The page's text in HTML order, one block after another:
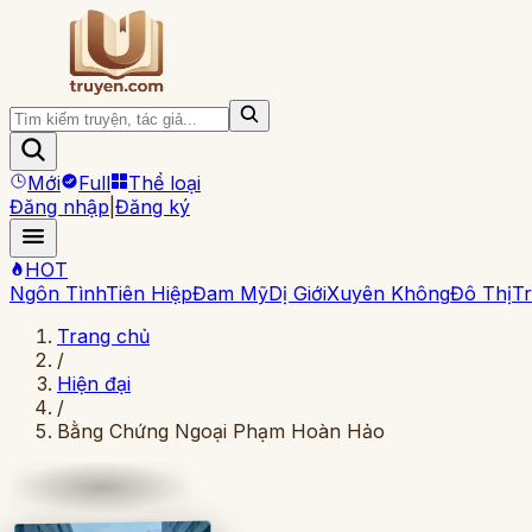
Mới Full
Thể loại
Đăng nhập Đăng ký
HOT
Ngôn TìnhTiên HiệpĐam MỹDị GiớiXuyên KhôngĐô Thị
Trang chủ
/
Hiện đại
/
Bằng Chứng Ngoại Phạm Hoàn Hảo